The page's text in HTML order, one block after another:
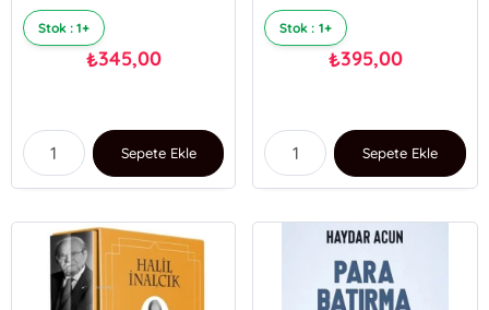
Stok : 1+
₺345,00
Sepete Ekle
Stok : 1+
₺395,00
Sepete Ekle